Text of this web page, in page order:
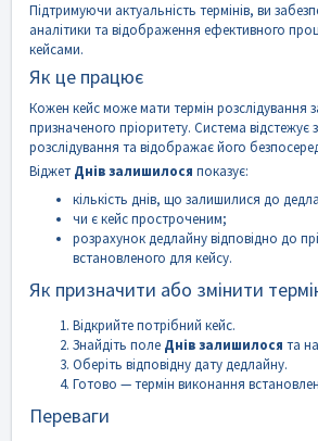
Підтримуючи актуальність термінів, ви
аналітики та відображення ефективного
кейсами.
Як це працює
Кожен кейс може мати термін розслідування
призначеного пріоритету. Система відстежує
розслідування та відображає його
Віджет Днів залишилося показує:
кількість днів, що залишилися до
чи є кейс простроченим;
розрахунок дедлайну відповідно до
встановленого для кейсу.
Як призначити або змінити
Відкрийте потрібний кейс.
Знайдіть поле Днів залишилося та
Оберіть відповідну дату дедлайну.
Готово — термін виконання
Переваги